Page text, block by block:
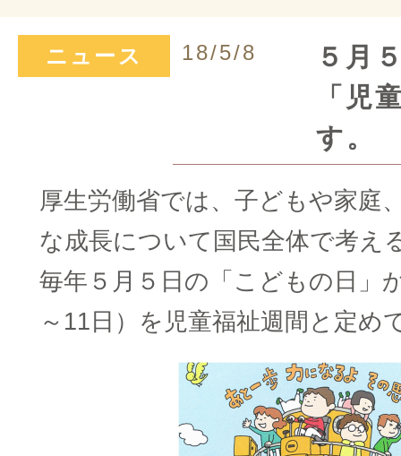
ニュース 18/5/8
５月
「児
す。
厚生労働省では、子どもや家庭
な成長について国民全体で考え
毎年５月５日の「こどもの日」
～11日）を児童福祉週間と定め